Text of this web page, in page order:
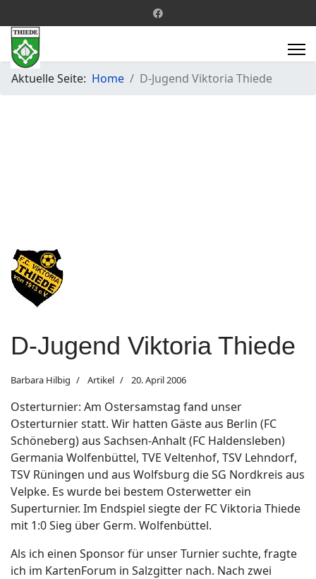
Aktuelle Seite: Home D-Jugend Viktoria Thiede
D-Jugend Viktoria Thiede
Barbara Hilbig Artikel 20. April 2006
Osterturnier: Am Ostersamstag fand unser
Osterturnier statt. Wir hatten Gäste aus Berlin (FC
Schöneberg) aus Sachsen-Anhalt (FC Haldensleben)
Germania Wolfenbüttel, TVE Veltenhof, TSV Lehndorf,
TSV Rüningen und aus Wolfsburg die SG Nordkreis aus
Velpke. Es wurde bei bestem Osterwetter ein
Superturnier. Im Endspiel siegte der FC Viktoria Thiede
mit 1:0 Sieg über Germ. Wolfenbüttel.
Als ich einen Sponsor für unser Turnier suchte, fragte
ich im KartenForum in Salzgitter nach. Nach zwei